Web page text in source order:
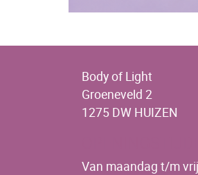
Body of Light
Groeneveld 2
1275 DW HUIZEN
Van maandag t/m